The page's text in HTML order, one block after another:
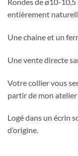
entièrement
Une chaine et un
Une vente directe
Votre collier vous
partir de mon atelier
Logé dans un écrin
d’origine.